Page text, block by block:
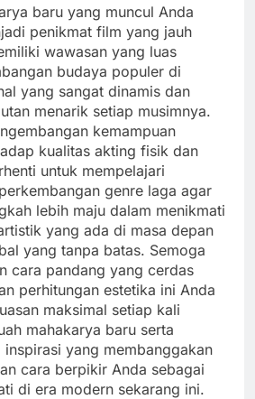
baru yang muncul Anda
penikmat film yang jauh
wawasan yang luas
budaya populer di
yang sangat dinamis dan
menarik setiap musimnya.
kemampuan
kualitas akting fisik dan
untuk mempelajari
genre laga agar
lebih maju dalam menikmati
yang ada di masa depan
yang tanpa batas. Semoga
cara pandang yang cerdas
perhitungan estetika ini Anda
maksimal setiap kali
mahakarya baru serta
yang membanggakan
cara berpikir Anda sebagai
di era modern sekarang ini.